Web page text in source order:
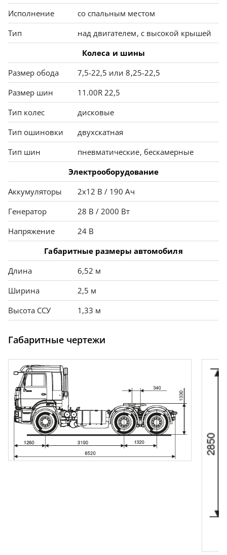
Исполнение
со спальным местом
Тип
над двигателем, с высокой крышей
Колеса и шины
Размер обода
7,5-22,5 или 8,25-22,5
Размер шин
11.00R 22,5
Тип колес
дисковые
Тип ошиновки
двухскатная
Тип шин
пневматические, бескамерные
Электрооборудование
Аккумуляторы
2х12 В / 190 Ач
Генератор
28 В / 2000 Вт
Напряжение
24 В
Габаритные размеры автомобиля
Длина
6,52 м
Ширина
2,5 м
Высота ССУ
1,33 м
Габаритные чертежи